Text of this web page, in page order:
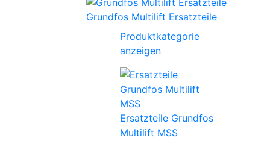
Grundfos Multilift Ersatzteile
Produktkategorie
anzeigen
Ersatzteile Grundfos
Multilift MSS